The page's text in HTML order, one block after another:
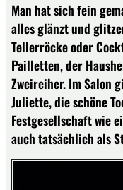
Man hat sich fein
alles glänzt und
Tellerröcke oder
Pailletten, der
Zweireiher. Im Salon
Juliette, die schöne
Festgesellschaft wie
auch tatsächlich als